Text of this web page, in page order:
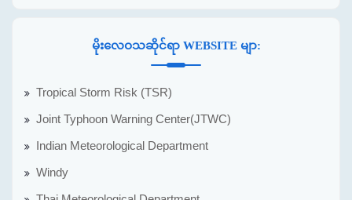
မိုးလေဝသဆိုင်ရာ WEBSITE မျာ:
Tropical Storm Risk (TSR)
Joint Typhoon Warning Center(JTWC)
Indian Meteorological Department
Windy